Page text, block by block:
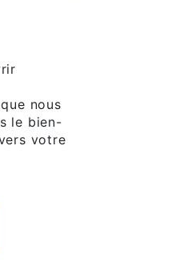
nous
le bien-
votre